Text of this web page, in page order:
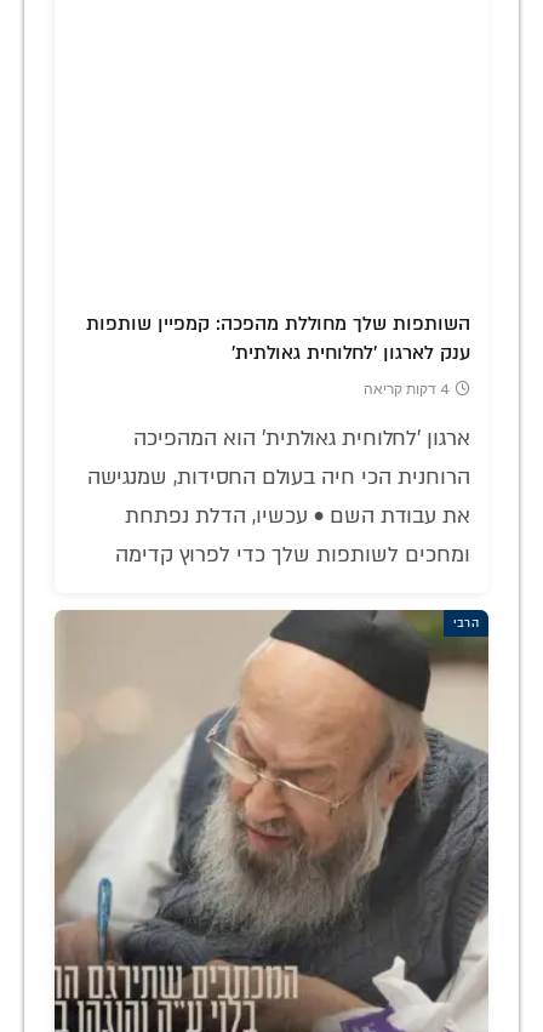
השותפות שלך מחוללת מהפכה: קמפיין שותפות
ענק לארגון 'לחלוחית גאולתית'
4 דקות קריאה
ארגון 'לחלוחית גאולתית' הוא המהפיכה
הרוחנית הכי חיה בעולם החסידות, שמנגישה
את עבודת השם • עכשיו, הדלת נפתחת
ומחכים לשותפות שלך כדי לפרוץ קדימה
הרבי